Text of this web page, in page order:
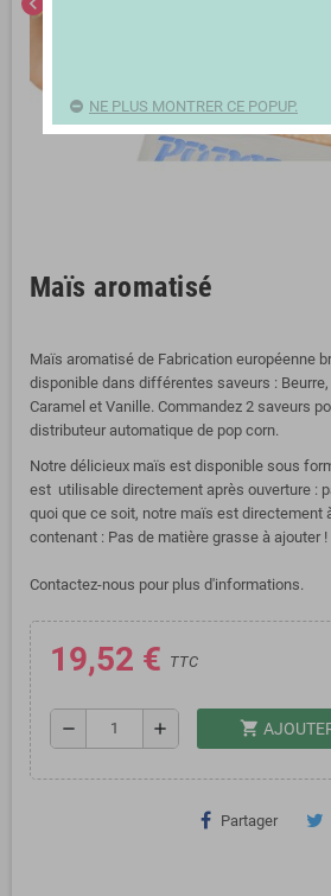
Maïs aromatisé
Maïs aromatisé de Fabrication européenne
disponible dans différentes saveurs : Beurre,
Caramel et Vanille. Commandez 2 saveurs
distributeur automatique de pop corn.
Notre délicieux maïs est disponible sous
est utilisable directement après ouverture :
quoi que ce soit, notre maïs est directement
contenant : Pas de matière grasse à ajouter !
Contactez-nous pour plus d'informations.
19,52 € TTC
remove add shopping_cart
Partager
NE PLUS MONTRER CE POPUP.